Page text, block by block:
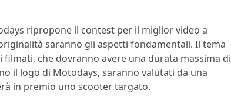
ripropone il contest per il miglior video a
saranno gli aspetti fondamentali. Il tema
che dovranno avere una durata massima di
il logo di Motodays, saranno valutati da una
in premio uno scooter targato.